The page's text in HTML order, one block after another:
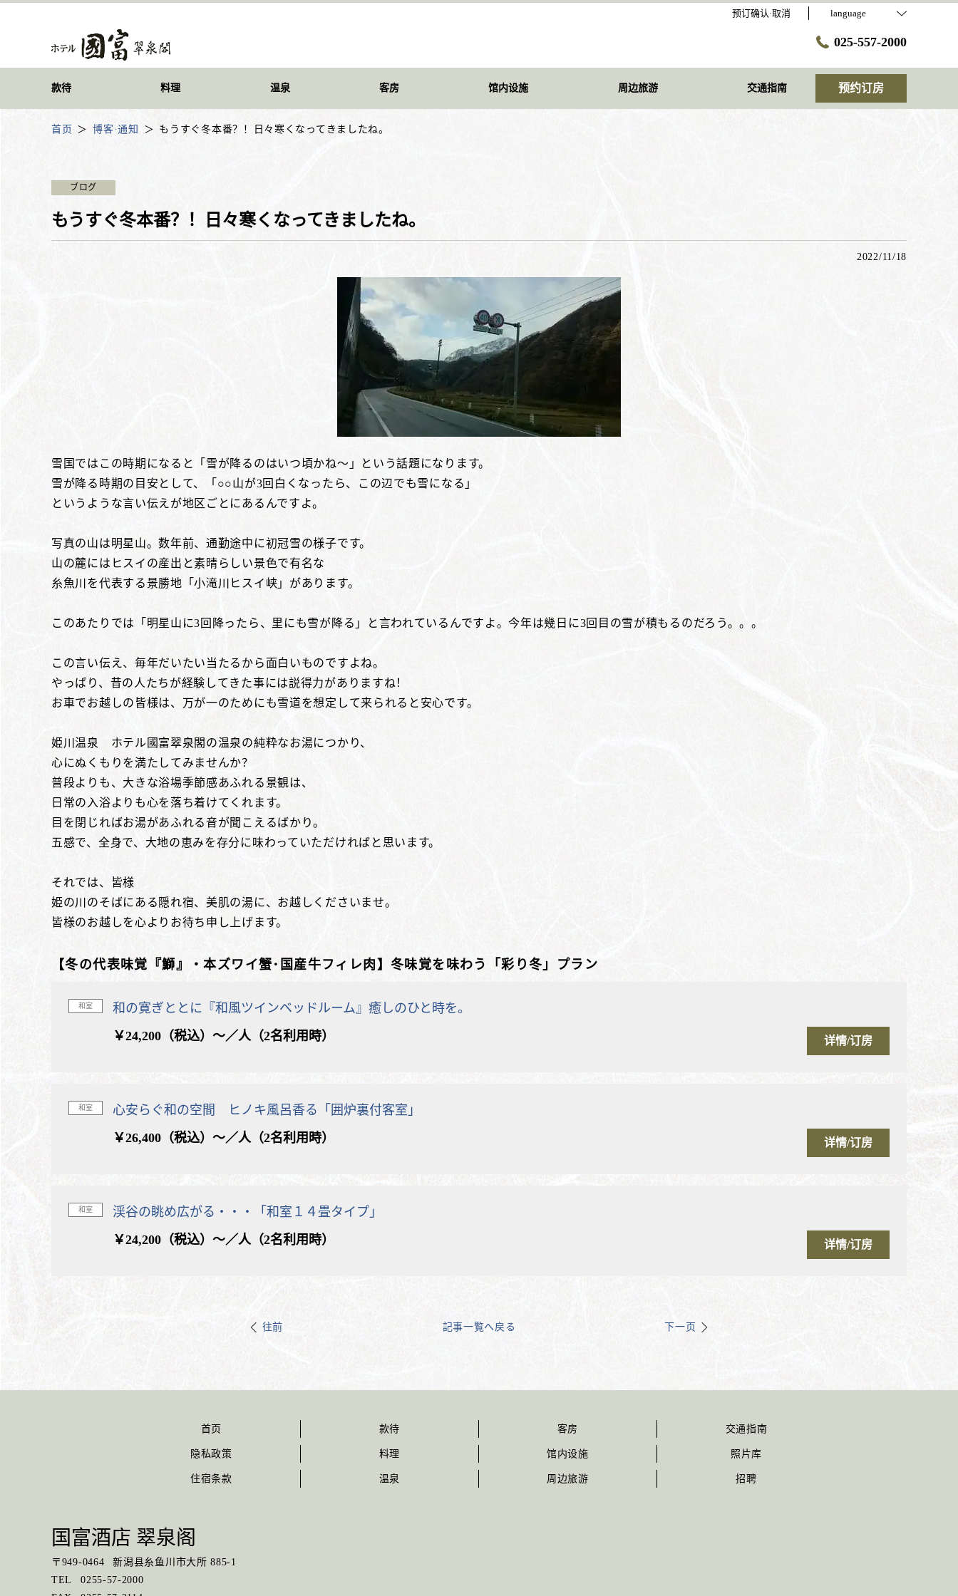
预订确认·取消 language
025-557-2000
款待 料理 温泉 客房 馆内设施 周边旅游 交通指南 预约订房
首页 博客·通知 もうすぐ冬本番？！日々寒くなってきましたね。
ブログ
もうすぐ冬本番？！日々寒くなってきましたね。
2022/11/18
雪国ではこの時期になると「雪が降るのはいつ頃かね～」という話題になります。
雪が降る時期の目安として、「○○山が3回白くなったら、この辺でも雪になる」
というような言い伝えが地区ごとにあるんですよ。
写真の山は明星山。数年前、通勤途中に初冠雪の様子です。
山の麓にはヒスイの産出と素晴らしい景色で有名な
糸魚川を代表する景勝地「小滝川ヒスイ峡」があります。
このあたりでは「明星山に3回降ったら、里にも雪が降る」と言われているんですよ。今年は幾日に3回目の雪が積もるのだろう。。。
この言い伝え、毎年だいたい当たるから面白いものですよね。
やっぱり、昔の人たちが経験してきた事には説得力がありますね！
お車でお越しの皆様は、万が一のためにも雪道を想定して来られると安心です。
姫川温泉 ホテル國富翠泉閣の温泉の純粋なお湯につかり、
心にぬくもりを満たしてみませんか？
普段よりも、大きな浴場季節感あふれる景観は、
日常の入浴よりも心を落ち着けてくれます。
目を閉じればお湯があふれる音が聞こえるばかり。
五感で、全身で、大地の恵みを存分に味わっていただければと思います。
それでは、皆様
姫の川のそばにある隠れ宿、美肌の湯に、お越しくださいませ。
皆様のお越しを心よりお待ち申し上げます。
【冬の代表味覚『鰤』・本ズワイ蟹･国産牛フィレ肉】冬味覚を味わう「彩り冬」プラン
和室
和の寛ぎととに『和風ツインベッドルーム』癒しのひと時を。
￥24,200（税込）～／人（2名利用時）
详情/订房
和室
心安らぐ和の空間 ヒノキ風呂香る「囲炉裏付客室」
￥26,400（税込）～／人（2名利用時）
详情/订房
和室
渓谷の眺め広がる・・・「和室１４畳タイプ」
￥24,200（税込）～／人（2名利用時）
详情/订房
往前 記事一覧へ戻る 下一页
首页
隐私政策
住宿条款
款待
料理
温泉
客房
馆内设施
周边旅游
交通指南
照片库
招聘
国富酒店 翠泉阁
〒 949-0464
新潟县糸鱼川市大所 885-1
TEL
0255-57-2000